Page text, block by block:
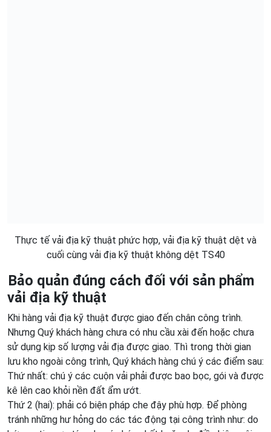
Thực tế vải địa kỹ thuật phức hợp, vải địa kỹ thuật dệt và
cuối cùng vải địa kỹ thuật không dệt TS40
Bảo quản đúng cách đối với sản phẩm
vải địa kỹ thuật
Khi hàng vải địa kỹ thuật được giao đến chân công trình.
Nhưng Quý khách hàng chưa có nhu cầu xài đến hoặc chưa
sử dụng kịp số lượng vải địa được giao. Thì trong thời gian
lưu kho ngoài công trình, Quý khách hàng chú ý các điểm sau:
Thứ nhất: chú ý các cuộn vải phải được bao bọc, gói và được
kê lên cao khỏi nền đất ẩm ướt.
Thứ 2 (hai): phải có biện pháp che đậy phù hợp. Để phòng
tránh những hư hỏng do các tác động tại công trình như: do